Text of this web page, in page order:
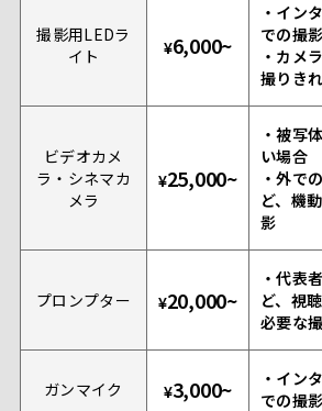
撮影用LEDラ
イト
¥6,000~
・イン
での撮影
・カメ
撮りき
ビデオカメ
ラ・シネマカ
メラ
¥25,000~
・被写
い場合
・外で
ど、機
影
プロンプター ¥20,000~
・代表
ど、視
必要な
ガンマイク ¥3,000~
・イン
での撮影